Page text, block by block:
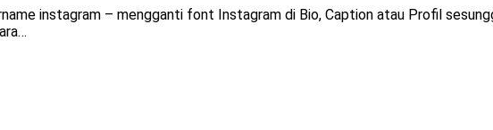
instagram – mengganti font Instagram di Bio, Caption atau Profil